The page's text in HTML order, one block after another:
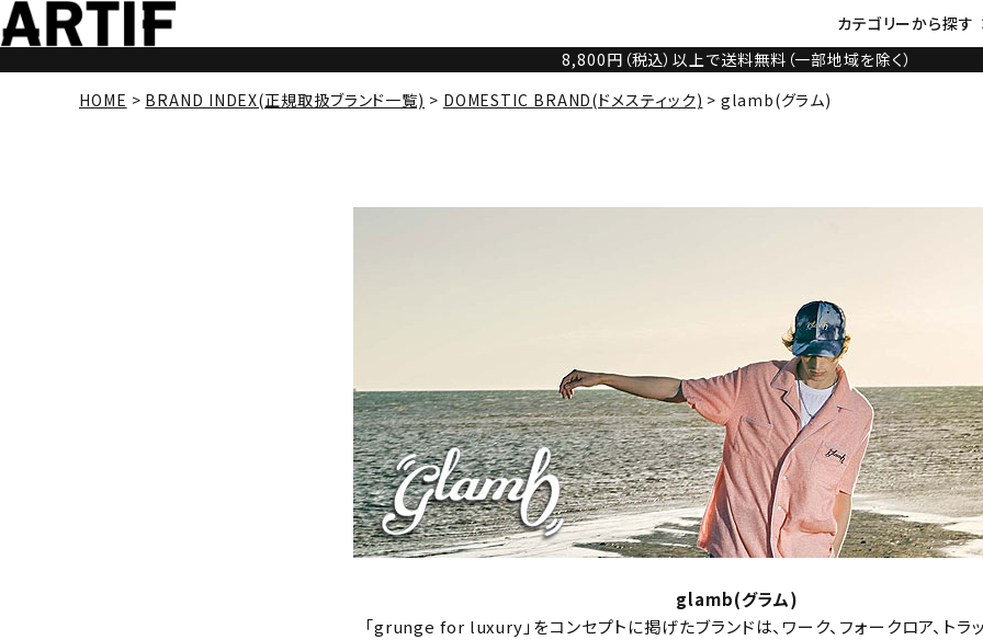
カテゴリーから探す
8,800円（税込）以上で送料無料（一部地域を除く）
HOME
BRAND INDEX(正規取扱ブランド一覧) DOMESTIC BRAND(ドメスティック) glamb(グラム)
glamb(グラム)
「grunge for luxury」をコンセプトに掲げたブランドは、ワーク、フォークロア、トラ